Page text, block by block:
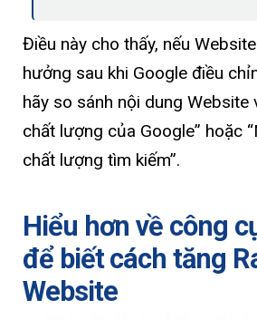
Điều này cho thấy, nếu
hưởng sau khi Google điều
hãy so sánh nội dung Website
chất lượng của Google” hoặc
chất lượng tìm kiếm”.
Hiểu hơn về công
để biết cách tăng
Website